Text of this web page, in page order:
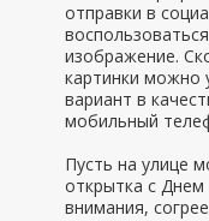
отправки в
изображение.
картинки можно
вариант в
мобильный
Пусть на улице
открытка с Днем
внимания,